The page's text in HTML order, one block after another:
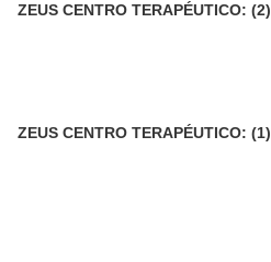
ZEUS CENTRO TERAPÉUTICO: (2)
ZEUS CENTRO TERAPÉUTICO: (1)